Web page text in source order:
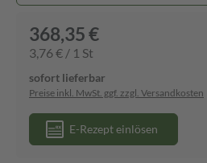
368,35 €
3,76 € / 1 St
sofort lieferbar
Preise inkl. MwSt. ggf. zzgl. Versandkosten
E-Rezept einlösen